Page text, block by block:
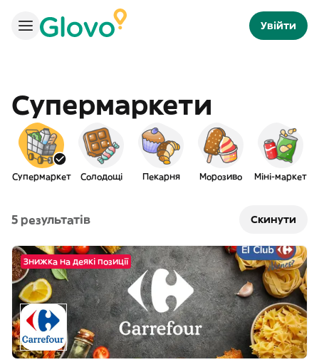
Увійти
Супермаркети
Супермаркет Солодощі Пекарня Морозиво Міні-маркет
5 результатів Скинути
Знижка на деякі позиції